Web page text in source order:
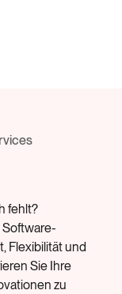
fehlt?
Software-
Flexibilität und
Sie Ihre
zu